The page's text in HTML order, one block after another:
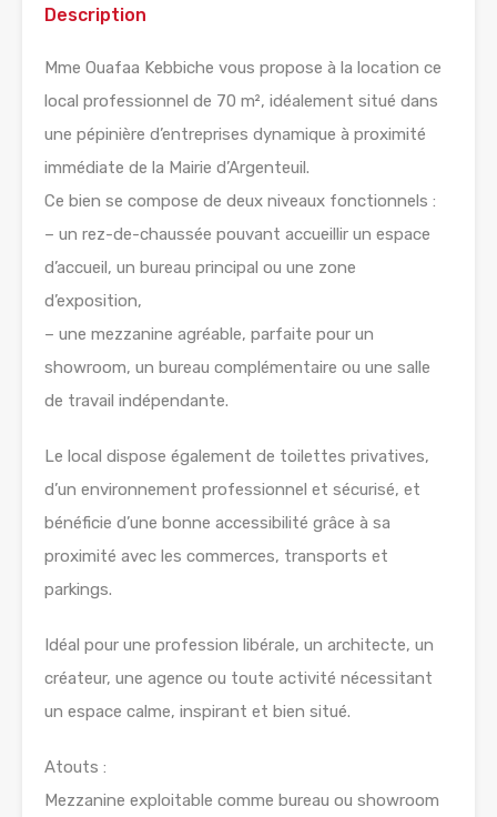
Description
Mme Ouafaa Kebbiche vous propose à la location ce
local professionnel de 70 m², idéalement situé dans
une pépinière d’entreprises dynamique à proximité
immédiate de la Mairie d’Argenteuil.
Ce bien se compose de deux niveaux fonctionnels :
– un rez-de-chaussée pouvant accueillir un espace
d’accueil, un bureau principal ou une zone
d’exposition,
– une mezzanine agréable, parfaite pour un
showroom, un bureau complémentaire ou une salle
de travail indépendante.
Le local dispose également de toilettes privatives,
d’un environnement professionnel et sécurisé, et
bénéficie d’une bonne accessibilité grâce à sa
proximité avec les commerces, transports et
parkings.
Idéal pour une profession libérale, un architecte, un
créateur, une agence ou toute activité nécessitant
un espace calme, inspirant et bien situé.
Atouts :
Mezzanine exploitable comme bureau ou showroom